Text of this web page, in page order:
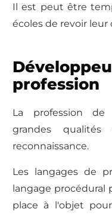
Il est peut être
écoles de revoir leur
profession
La profession de
grandes
reconnaissance.
Les langages de
langage procédural
place à l'objet